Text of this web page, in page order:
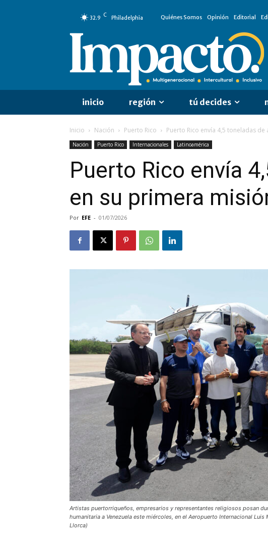
32.9 C Philadelphia Quiénes Somos Opinión Editorial
inicio región tú decides
Inicio Nación Puerto Rico Puerto Rico envía 4,5 toneladas
Nación Puerto Rico Internacionales Latinoamérica
Puerto Rico envía
en su primera
Por EFE - 01/07/2026
Artistas puertorriqueños, empresarios y representantes religiosos posan
humanitaria a Venezuela este miércoles, en el Aeropuerto Internacional
Llorca)